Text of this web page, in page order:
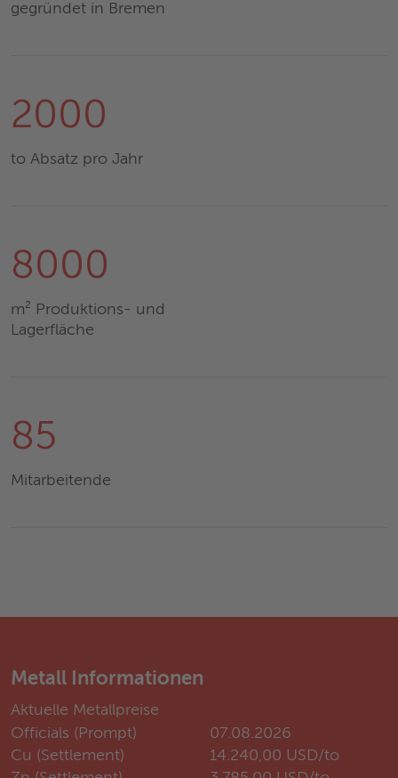
gegründet in Bremen
2000
to Absatz pro Jahr
8000
m² Produktions- und
Lagerfläche
85
Mitarbeitende
Metall Informationen
Aktuelle Metallpreise
Officials (Prompt)
07.08.2026
Cu (Settlement)
14.240,00 USD/to